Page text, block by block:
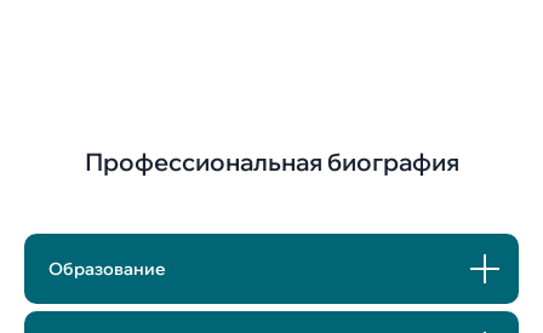
Профессиональная биография
Образование